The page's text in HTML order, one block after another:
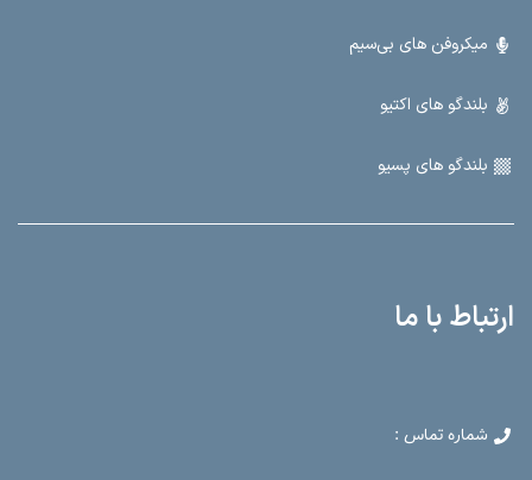
میکروفن های بی‌سیم
بلندگو های اکتیو
بلندگو های پسیو
ارتباط با ما
شماره تماس :